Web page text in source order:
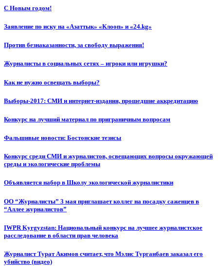
С Новым годом!
Заявление по иску на «Азаттык» «Клооп» и «24.kg»
Против безнаказанности, за свободу выражения!
Журналисты в социальных сетях – игроки или игрушки?
Как не нужно освещать выборы?
Выборы-2017: СМИ и интернет-издания, прошедшие аккредитацию
Конкурс на лучший материал по приграничным вопросам
Фальшивые новости: Бостонские тезисы
Конкурс среди СМИ и журналистов, освещающих вопросы окружающей
среды и экологические проблемы
Объявляется набор в Школу экологической журналистики
ОО “Журналисты” 3 мая приглашает коллег на посадку саженцев в
“Аллее журналистов”
IWPR Kyrgyzstan: Национальный конкурс на лучшее журналистское
расследование в области прав человека
Журналист Турат Акимов считает, что Мэлис Турганбаев заказал его
убийство (видео)